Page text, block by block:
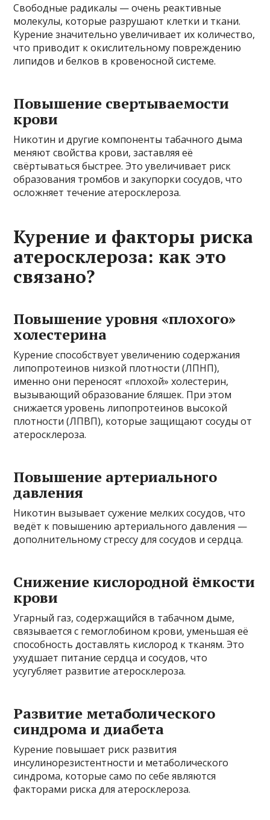
Свободные радикалы — очень реактивные
молекулы, которые разрушают клетки и ткани.
Курение значительно увеличивает их количество,
что приводит к окислительному повреждению
липидов и белков в кровеносной системе.
Повышение свертываемости
крови
Никотин и другие компоненты табачного дыма
меняют свойства крови, заставляя её
свёртываться быстрее. Это увеличивает риск
образования тромбов и закупорки сосудов, что
осложняет течение атеросклероза.
Курение и факторы риска
атеросклероза: как это
связано?
Повышение уровня «плохого»
холестерина
Курение способствует увеличению содержания
липопротеинов низкой плотности (ЛПНП),
именно они переносят «плохой» холестерин,
вызывающий образование бляшек. При этом
снижается уровень липопротеинов высокой
плотности (ЛПВП), которые защищают сосуды от
атеросклероза.
Повышение артериального
давления
Никотин вызывает сужение мелких сосудов, что
ведёт к повышению артериального давления —
дополнительному стрессу для сосудов и сердца.
Снижение кислородной ёмкости
крови
Угарный газ, содержащийся в табачном дыме,
связывается с гемоглобином крови, уменьшая её
способность доставлять кислород к тканям. Это
ухудшает питание сердца и сосудов, что
усугубляет развитие атеросклероза.
Развитие метаболического
синдрома и диабета
Курение повышает риск развития
инсулинорезистентности и метаболического
синдрома, которые само по себе являются
факторами риска для атеросклероза.